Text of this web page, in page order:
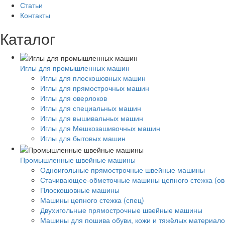
Статьи
Контакты
Каталог
Иглы для промышленных машин
Иглы для плоскошовных машин
Иглы для прямострочных машин
Иглы для оверлоков
Иглы для специальных машин
Иглы для вышивальных машин
Иглы для Мешкозашивочных машин
Иглы для бытовых машин
Промышленные швейные машины
Одноигольные прямострочные швейные машины
Стачивающее-обметочные машины цепного стежка
Плоскошовные машины
Машины цепного стежка (спец)
Двухигольные прямострочные швейные машины
Машины для пошива обуви, кожи и тяжёлых